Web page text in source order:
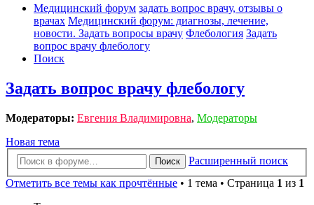
Медицинский форум задать вопрос врачу, отзывы о
врачах Медицинский форум: диагнозы, лечение,
новости. Задать вопросы врачу Флебология Задать
вопрос врачу флебологу
Поиск
Задать вопрос врачу флебологу
Модераторы: Евгения Владимировна, Модераторы
Новая тема
Поиск
Расширенный поиск
Отметить все темы как прочтённые • 1 тема • Страница 1 из 1